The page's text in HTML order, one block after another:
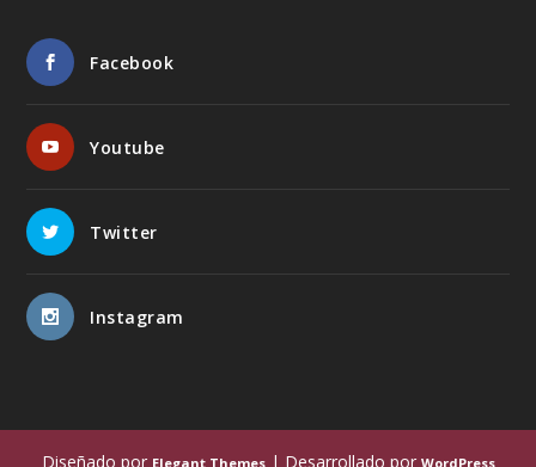
Facebook
Youtube
Twitter
Instagram
Diseñado por Elegant Themes| Desarrollado por WordPress